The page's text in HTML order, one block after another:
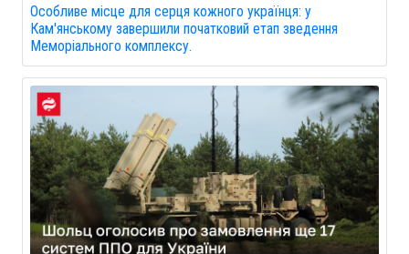
Особливе місце для серця кожного українця: у
Кам'янському завершили початковий етап зведення
Меморіального комплексу.